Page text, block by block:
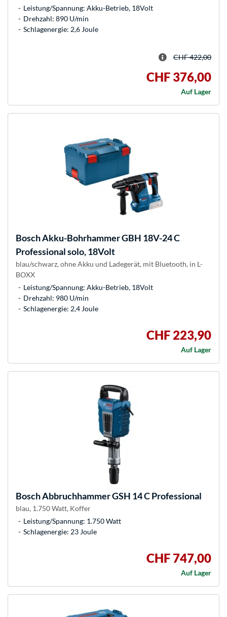
Leistung/Spannung: Akku-Betrieb, 18Volt
Drehzahl: 890 U/min
Schlagenergie: 2,6 Joule
CHF 422,00
CHF 376,00
Auf Lager
BoschAkku-Bohrhammer GBH 18V-24 C
Professional solo, 18Volt
blau/schwarz, ohne Akku und Ladegerät, mit Bluetooth, in L-
BOXX
Leistung/Spannung: Akku-Betrieb, 18Volt
Drehzahl: 980 U/min
Schlagenergie: 2,4 Joule
CHF 223,90
Auf Lager
BoschAbbruchhammer GSH 14 C Professional
blau, 1.750 Watt, Koffer
Leistung/Spannung: 1.750 Watt
Schlagenergie: 23 Joule
CHF 747,00
Auf Lager